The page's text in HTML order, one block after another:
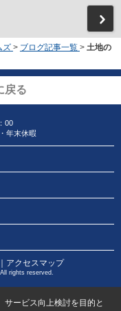
ズ > ブログ記事一覧 > 土地の
戻る
00
年末休暇
｜アクセスマップ
rights reserved.
サービス向上検討を目的と